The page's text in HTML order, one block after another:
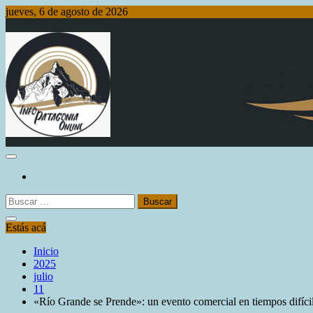
Saltar
contenido
jueves, 6 de agosto de 2026
Info Patagonia Online
Buscar:
Estás acá
Inicio
2025
julio
11
«Río Grande se Prende»: un evento comercial en tiempos